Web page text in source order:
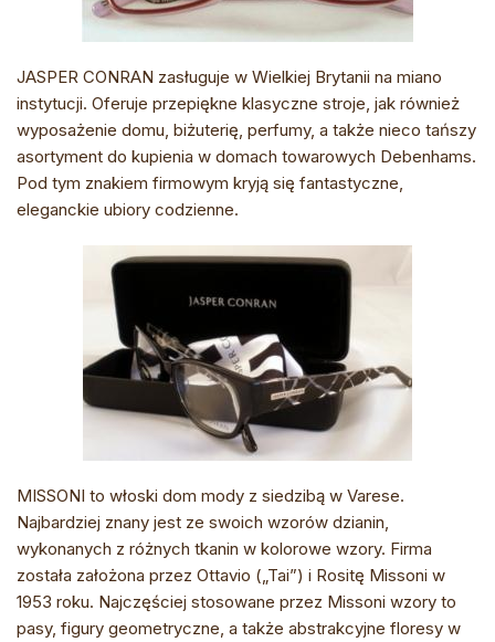
JASPER CONRAN zasługuje w Wielkiej Brytanii na miano
instytucji. Oferuje przepiękne klasyczne stroje, jak również
wyposażenie domu, biżuterię, perfumy, a także nieco tańszy
asortyment do kupienia w domach towarowych Debenhams.
Pod tym znakiem firmowym kryją się fantastyczne,
eleganckie ubiory codzienne.
MISSONI to włoski dom mody z siedzibą w Varese.
Najbardziej znany jest ze swoich wzorów dzianin,
wykonanych z różnych tkanin w kolorowe wzory. Firma
została założona przez Ottavio („Tai”) i Rositę Missoni w
1953 roku. Najczęściej stosowane przez Missoni wzory to
pasy, figury geometryczne, a także abstrakcyjne floresy w